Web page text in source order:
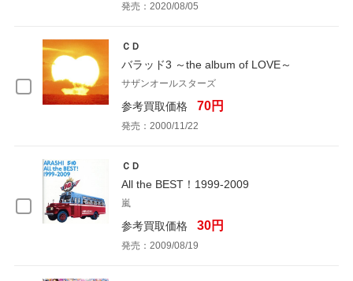
発売：2020/08/05
ＣＤ
バラッド3 ～the album of LOVE～
サザンオールスターズ
参考買取価格 70円
発売：2000/11/22
ＣＤ
All the BEST！1999-2009
嵐
参考買取価格 30円
発売：2009/08/19